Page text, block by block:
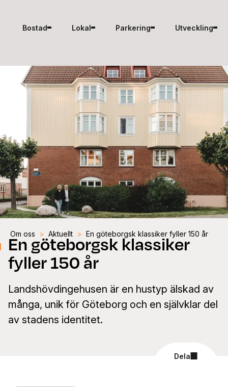
Bostad Lokal Parkering Utveckling
Om oss > Aktuellt > En göteborgsk klassiker fyller 150 år
En göteborgsk klassiker
fyller 150 år
Landshövdingehusen är en hustyp älskad av
många, unik för Göteborg och en självklar del
av stadens identitet.
Dela